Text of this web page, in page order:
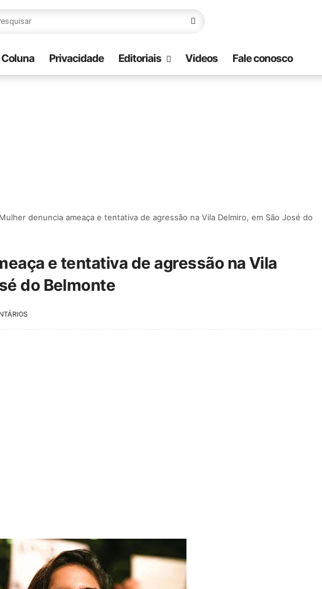
Coluna Privacidade Editoriais Videos Fale conosco
Mulher denuncia ameaça e tentativa de agressão na Vila Delmiro, em São José do
e tentativa de agressão na Vila
do Belmonte